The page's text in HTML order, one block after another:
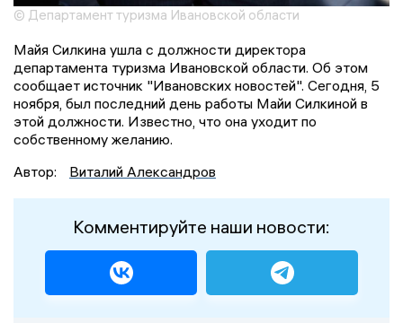
© Департамент туризма Ивановской области
Майя Силкина ушла с должности директора
департамента туризма Ивановской области. Об этом
сообщает источник "Ивановских новостей". Сегодня, 5
ноября, был последний день работы Майи Силкиной в
этой должности. Известно, что она уходит по
собственному желанию.
Автор:
Виталий Александров
Комментируйте наши новости: